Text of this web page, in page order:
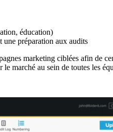
éducation)
une préparation aux audits
marketing ciblées afin de
marché au sein de toutes les